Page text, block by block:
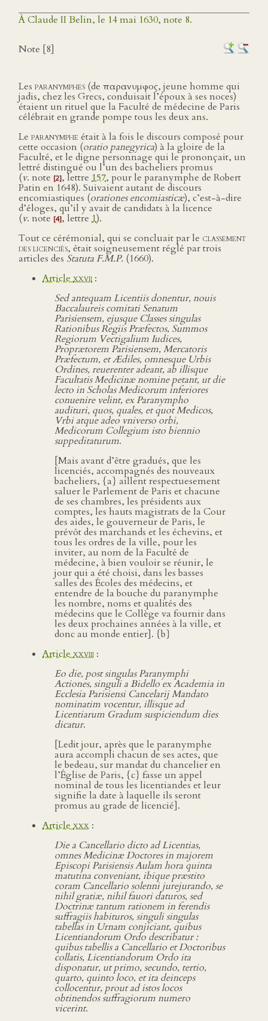
À Claude II Belin, le 14 mai 1630, note 8.
Note [8]
Les paranymphes (de παρανυμφος, jeune homme qui
jadis, chez les Grecs, conduisait l’époux à ses noces)
étaient un rituel que la Faculté de médecine de Paris
célébrait en grande pompe tous les deux ans.
Le paranymphe était à la fois le discours composé pour
cette occasion (oratio panegyrica) à la gloire de la
Faculté, et le digne personnage qui le prononçait, un
lettré distingué ou l’un des bacheliers promus
(v. note [2], lettre 157, pour le paranymphe de Robert
Patin en 1648). Suivaient autant de discours
encomiastiques (orationes encomiasticæ), c’est-à-dire
d’éloges, qu’il y avait de candidats à la licence
(v. note [4], lettre 1).
Tout ce cérémonial, qui se concluait par le classement
des licenciés, était soigneusement réglé par trois
articles des Statuta F.M.P. (1660).
Articlexxvii :
Sed antequam Licentiis donentur, nouis
Baccalaureis comitati Senatum
Parisiensem, ejusque Classes singulas
Rationibus Regiis Præfectos, Summos
Regiorum Vectigalium Iudices,
Proprætorem Parisiensem, Mercatoris
Præfectum, et Ædiles, omnesque Urbis
Ordines, reuerenter adeant, ab illisque
Facultatis Medicinæ nomine petant, ut die
lecto in Scholas Medicorum inferiores
conuenire velint, ex Paranympho
audituri, quos, quales, et quot Medicos,
Vrbi atque adeo vniverso orbi,
Medicorum Collegium isto biennio
suppeditaturum.
[Mais avant d’être gradués, que les
licenciés, accompagnés des nouveaux
bacheliers, {a} aillent respectuesement
saluer le Parlement de Paris et chacune
de ses chambres, les présidents aux
comptes, les hauts magistrats de la Cour
des aides, le gouverneur de Paris, le
prévôt des marchands et les échevins, et
tous les ordres de la ville, pour les
inviter, au nom de la Faculté de
médecine, à bien vouloir se réunir, le
jour qui a été choisi, dans les basses
salles des Écoles des médecins, et
entendre de la bouche du paranymphe
les nombre, noms et qualités des
médecins que le Collège va fournir dans
les deux prochaines années à la ville, et
donc au monde entier]. {b}
Articlexxviii :
Eo die, post singulas Paranymphi
Actiones, singuli a Bidello ex Academia in
Ecclesia Parisiensi Cancelarij Mandato
nominatim vocentur, illisque ad
Licentiarum Gradum suspiciendum dies
dicatur.
[Ledit jour, après que le paranymphe
aura accompli chacun de ses actes, que
le bedeau, sur mandat du chancelier en
l’Église de Paris, {c} fasse un appel
nominal de tous les licentiandes et leur
signifie la date à laquelle ils seront
promus au grade de licencié].
Articlexxx :
Die a Cancellario dicto ad Licentias,
omnes Medicinæ Doctores in majorem
Episcopi Parisiensis Aulam hora quinta
matutina conveniant, ibique præstito
coram Cancellario solenni jurejurando, se
nihil gratiæ, nihil fauori daturos, sed
Doctrinæ tantum rationem in ferendis
suffragiis habituros, singuli singulas
tabellas in Urnam conjiciant, quibus
Licentiandorum Ordo describatur :
quibus tabellis a Cancellario et Doctoribus
collatis, Licentiandorum Ordo ita
disponatur, ut primo, secundo, tertio,
quarto, quinto loco, et ita deinceps
collocentur, prout ad istos locos
obtinendos suffragiorum numero
vicerint.